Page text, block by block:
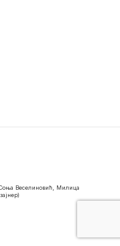
Веселиновић, Милица